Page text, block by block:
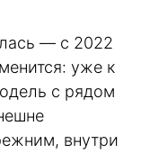
— с 2022
уже к
с рядом
внутри